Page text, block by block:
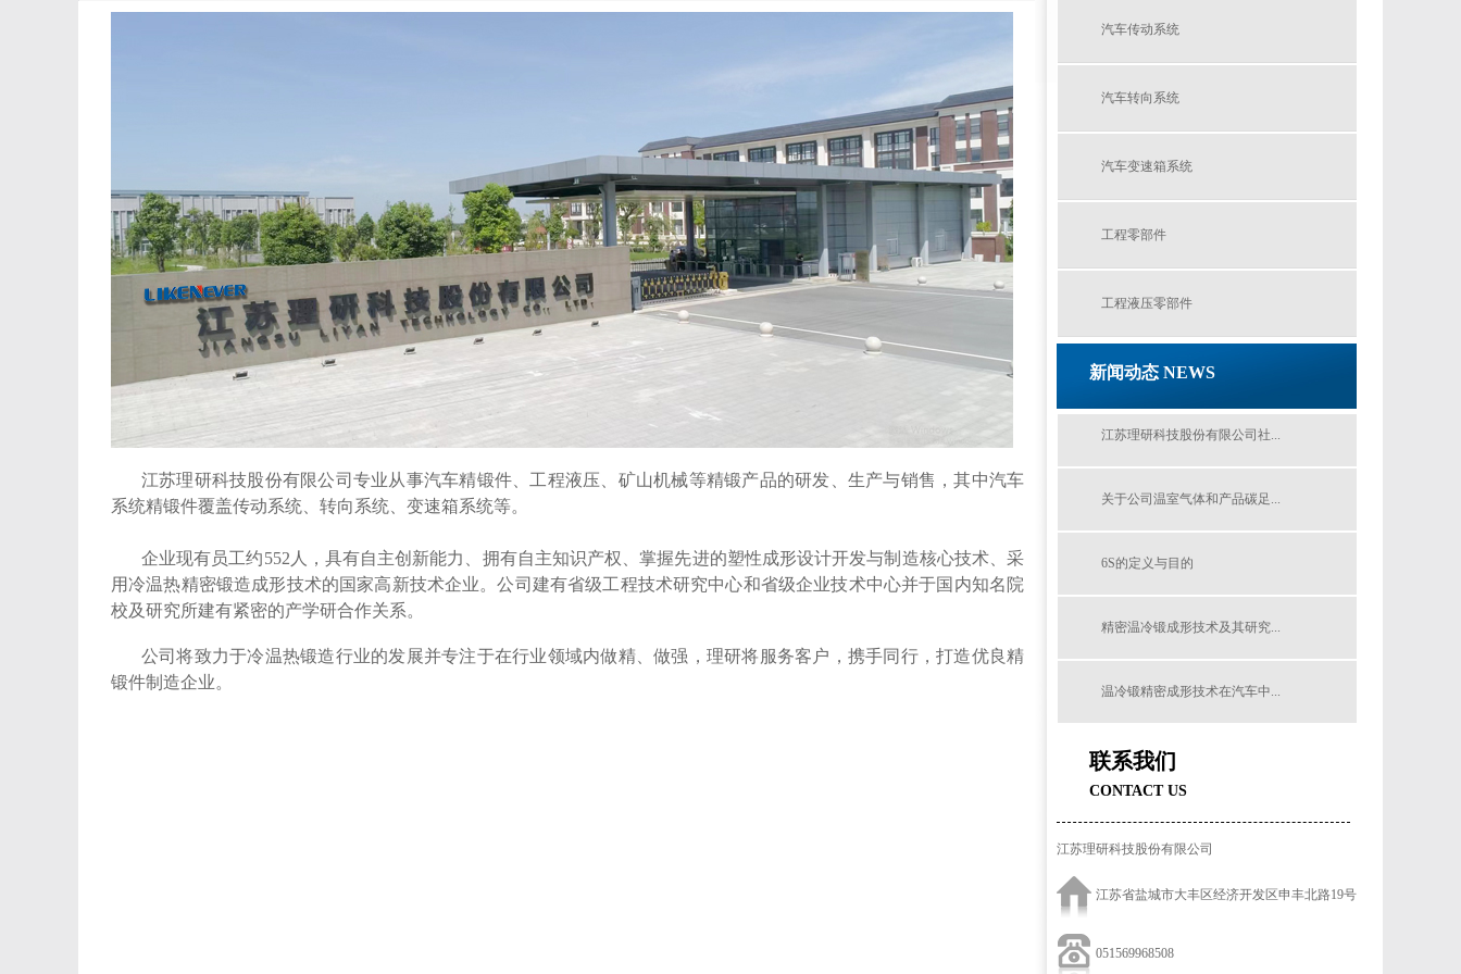
汽车传动系统
汽车转向系统
汽车变速箱系统
工程零部件
工程液压零部件
新闻动态 NEWS
江苏理研科技股份有限公司社...
关于公司温室气体和产品碳足...
6S的定义与目的
精密温冷锻成形技术及其研究...
温冷锻精密成形技术在汽车中...
几种齿轮锻件热处理的方法
联系我们
CONTACT US
江苏理研科技股份有限公司
江苏省盐城市大丰区经济开发区申丰北路19号
051569968508
江苏理研科技股份有限公司专业从事汽车精锻件、工程液压、矿山机械等精锻产品的研发、生产与销售，其中汽车
系统精锻件覆盖传动系统、转向系统、变速箱系统等。
企业现有员工约552人，具有自主创新能力、拥有自主知识产权、掌握先进的塑性成形设计开发与制造核心技术、采
用冷温热精密锻造成形技术的国家高新技术企业。公司建有省级工程技术研究中心和省级企业技术中心并于国内知名院
校及研究所建有紧密的产学研合作关系。
公司将致力于冷温热锻造行业的发展并专注于在行业领域内做精、做强，理研将服务客户，携手同行，打造优良精
锻件制造企业。